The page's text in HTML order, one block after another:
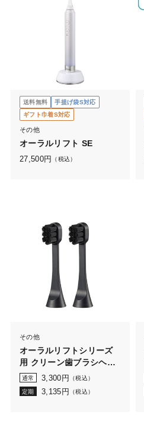
送料無料
手提げ袋S対応
ギフト巾着S対応
その他
オーラルリフト SE
27,500円 （税込）
その他
オーラルリフトシリーズ
用 クリーン歯ブラシヘッ
ド 2本入
通常 3,300 円 （税込）
定期 3,135 円 （税込）